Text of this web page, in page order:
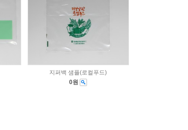
지퍼백 샘플(로컬푸드)
0원